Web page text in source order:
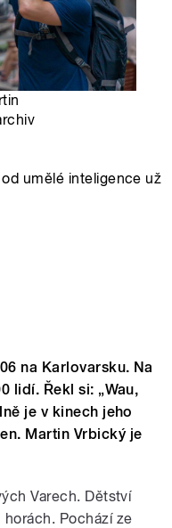
umělé inteligence už
na Karlovarsku. Na
lidí. Řekl si: „Wau,
je v kinech jeho
Martin Vrbický je
Varech. Dětství
Pochází ze